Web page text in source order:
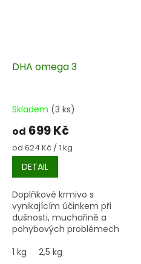
DHA omega 3
Skladem (3 ks)
od 699 Kč
Měrná
cena:
od 624 Kč / 1 kg
DETAIL
Doplňkové krmivo s
vynikajícím účinkem při
dušnosti, muchařině a
pohybových problémech
obsahem DHA omega 3.
1 kg 2,5 kg